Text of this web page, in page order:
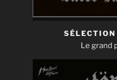
Le grand